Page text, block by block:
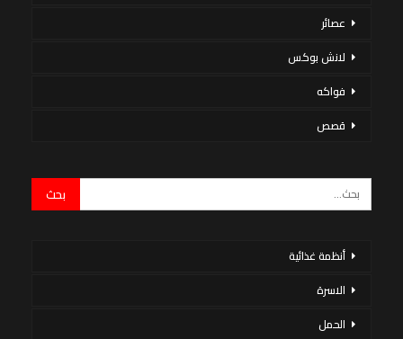
عصائر
لانش بوكس
فواكه
قصص
أنظمة غذائية
الاسرة
الحمل